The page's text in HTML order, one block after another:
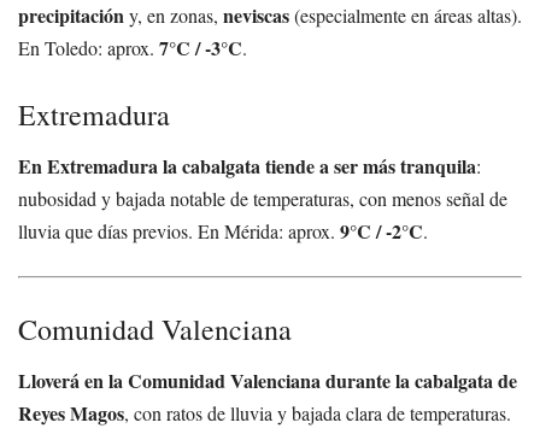
precipitacióny, en zonas, neviscas(especialmente en áreas altas).
En Toledo: aprox. 7°C / -3°C.
Extremadura
En Extremadura la cabalgata tiende a ser más tranquila:
nubosidad y bajada notable de temperaturas, con menos señal de
lluvia que días previos. En Mérida: aprox. 9°C / -2°C.
Comunidad Valenciana
Lloverá en la Comunidad Valenciana durante la cabalgata de
Reyes Magos, con ratos de lluvia y bajada clara de temperaturas.